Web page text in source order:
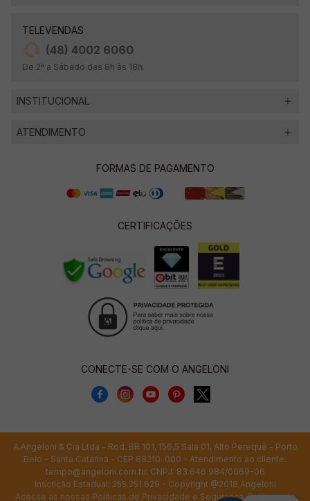
TELEVENDAS
(48) 4002 6060
De 2ª a Sábado das 8h às 18h.
INSTITUCIONAL
ATENDIMENTO
FORMAS DE PAGAMENTO
CERTIFICAÇÕES
CONECTE-SE COM O ANGELONI
A.Angeloni & Cia Ltda - Rod. BR 101, 156,5 Sala 01, Alto Perequê - Porto
Belo - Santa Catarina - CEP 88210-000 - Atendimento ao cliente:
tempo@angeloni.com.br. CNPJ: 83.646.984/0069-06
Inscrição Estadual: 255.251.629 - Copyright @2018 Angeloni
Acesse as nossas Políticas de Privacidade e Segurança,Políticas de